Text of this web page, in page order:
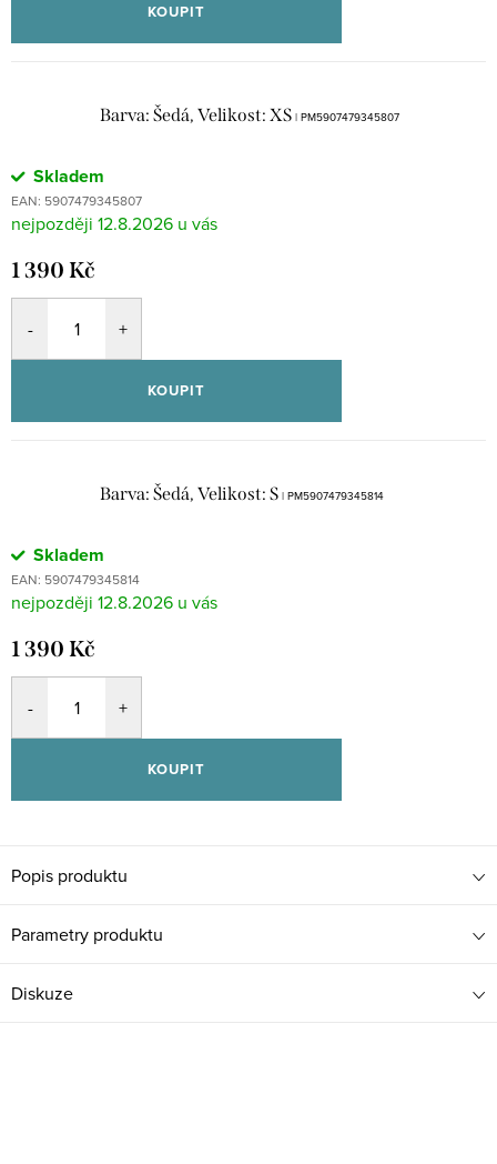
KOUPIT
Barva: Šedá, Velikost: XS | PM5907479345807
Skladem
EAN: 5907479345807
12.8.2026
1 390 Kč
KOUPIT
Barva: Šedá, Velikost: S | PM5907479345814
Skladem
EAN: 5907479345814
12.8.2026
1 390 Kč
KOUPIT
Popis produktu
Parametry produktu
Diskuze